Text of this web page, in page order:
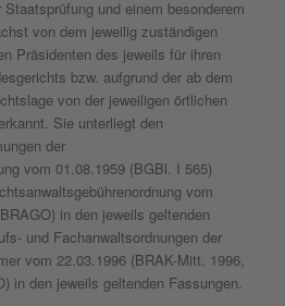
und einem besonderem
von dem jeweilig zuständigen
Präsidenten des jeweils für ihren
bzw. aufgrund der ab dem
von der jeweiligen örtlichen
Sie unterliegt den
der
vom 01.08.1959 (BGBl. I 565)
vom
in den jeweils geltenden
und Fachanwaltsordnungen der
vom 22.03.1996 (BRAK-Mitt. 1996,
in den jeweils geltenden Fassungen.